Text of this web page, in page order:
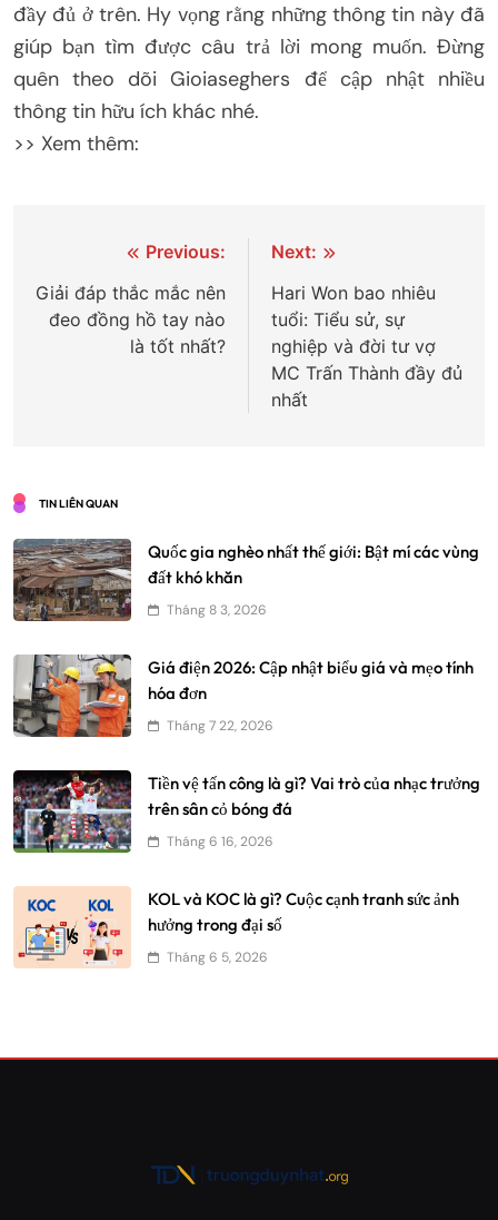
đầy đủ ở trên. Hy vọng rằng những thông tin này đã
giúp bạn tìm được câu trả lời mong muốn. Đừng
quên theo dõi Gioiaseghers để cập nhật nhiều
thông tin hữu ích khác nhé.
>> Xem thêm:
hướng
bài
Previous:
Giải đáp thắc mắc nên
đeo đồng hồ tay nào
là tốt nhất?
Next:
Hari Won bao nhiêu
tuổi: Tiểu sử, sự
nghiệp và đời tư vợ
MC Trấn Thành đầy đủ
nhất
TIN LIÊN QUAN
Quốc gia nghèo nhất thế giới: Bật mí các vùng
đất khó khăn
Tháng 8 3, 2026
Giá điện 2026: Cập nhật biểu giá và mẹo tính
hóa đơn
Tháng 7 22, 2026
Tiền vệ tấn công là gì? Vai trò của nhạc trưởng
trên sân cỏ bóng đá
Tháng 6 16, 2026
KOL và KOC là gì? Cuộc cạnh tranh sức ảnh
hưởng trong đại số
Tháng 6 5, 2026